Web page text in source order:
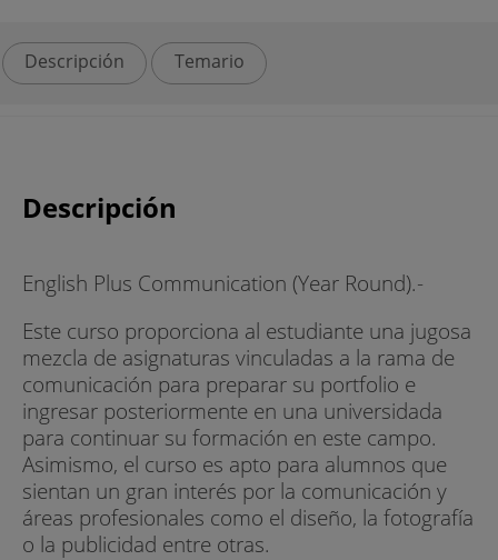
Descripción Temario
Descripción
English Plus Communication (Year Round).-
Este curso proporciona al estudiante una jugosa
mezcla de asignaturas vinculadas a la rama de
comunicación para preparar su portfolio e
ingresar posteriormente en una universidada
para continuar su formación en este campo.
Asimismo, el curso es apto para alumnos que
sientan un gran interés por la comunicación y
áreas profesionales como el diseño, la fotografía
o la publicidad entre otras.